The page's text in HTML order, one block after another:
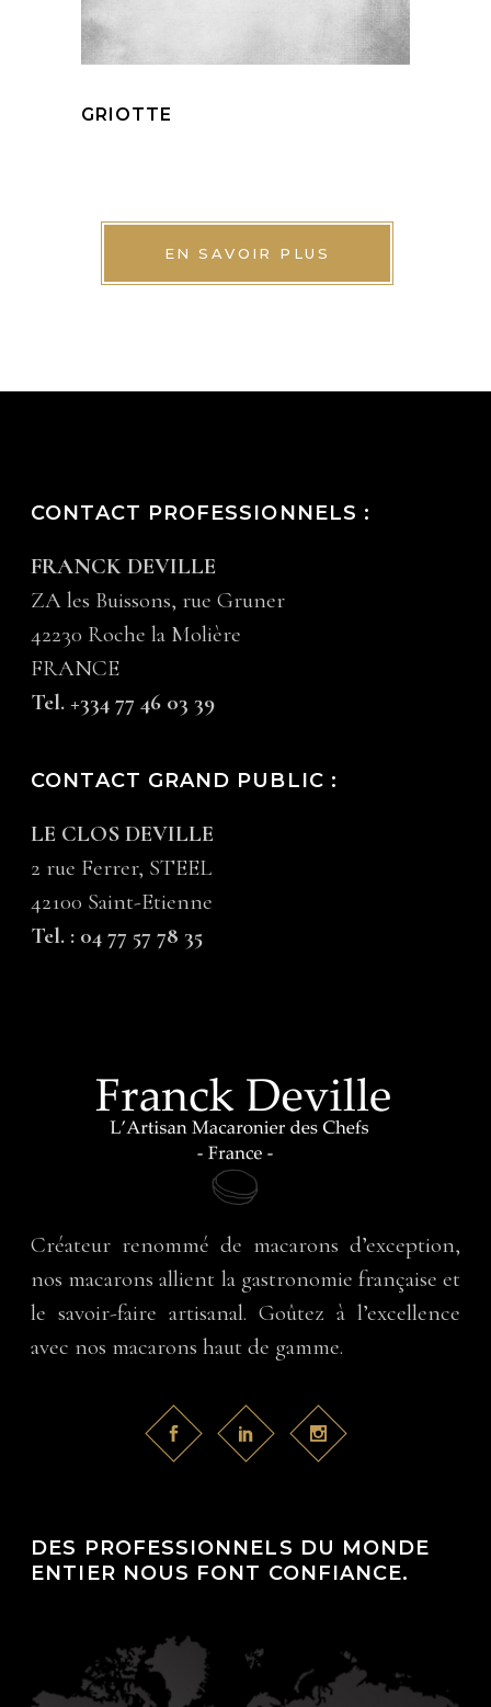
GRIOTTE
EN SAVOIR PLUS
CONTACT PROFESSIONNELS :
FRANCK DEVILLE
ZA les Buissons, rue Gruner
42230 Roche la Molière
FRANCE
Tel. +334 77 46 03 39
CONTACT GRAND PUBLIC :
LE CLOS DEVILLE
2 rue Ferrer, STEEL
42100 Saint-Etienne
Tel. : 04 77 57 78 35
Créateur renommé de macarons d’exception,
nos macarons allient la gastronomie française et
le savoir-faire artisanal. Goûtez à l’excellence
avec nos macarons haut de gamme.
DES PROFESSIONNELS DU MONDE
ENTIER NOUS FONT CONFIANCE.